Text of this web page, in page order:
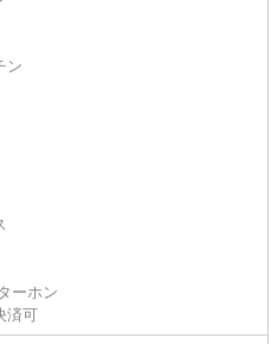
ン
ーホン
済可